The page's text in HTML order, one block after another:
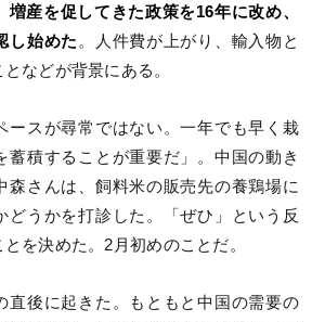
増産を促してきた政策を16年に改め、
し始めた 。人件費が上がり、輸入物と
などが背景にある。
ースが尋常ではない。一年でも早く栽
蓄積することが重要だ」。中国の動き
森さんは、飼料米の販売先の養鶏場に
どうかを打診した。「ぜひ」という反
を決めた。2月初めのことだ。
直後に起きた。もともと中国の需要の